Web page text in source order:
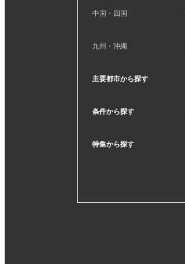
中国・四国
九州・沖縄
主要都市から探す
条件から探す
特集から探す